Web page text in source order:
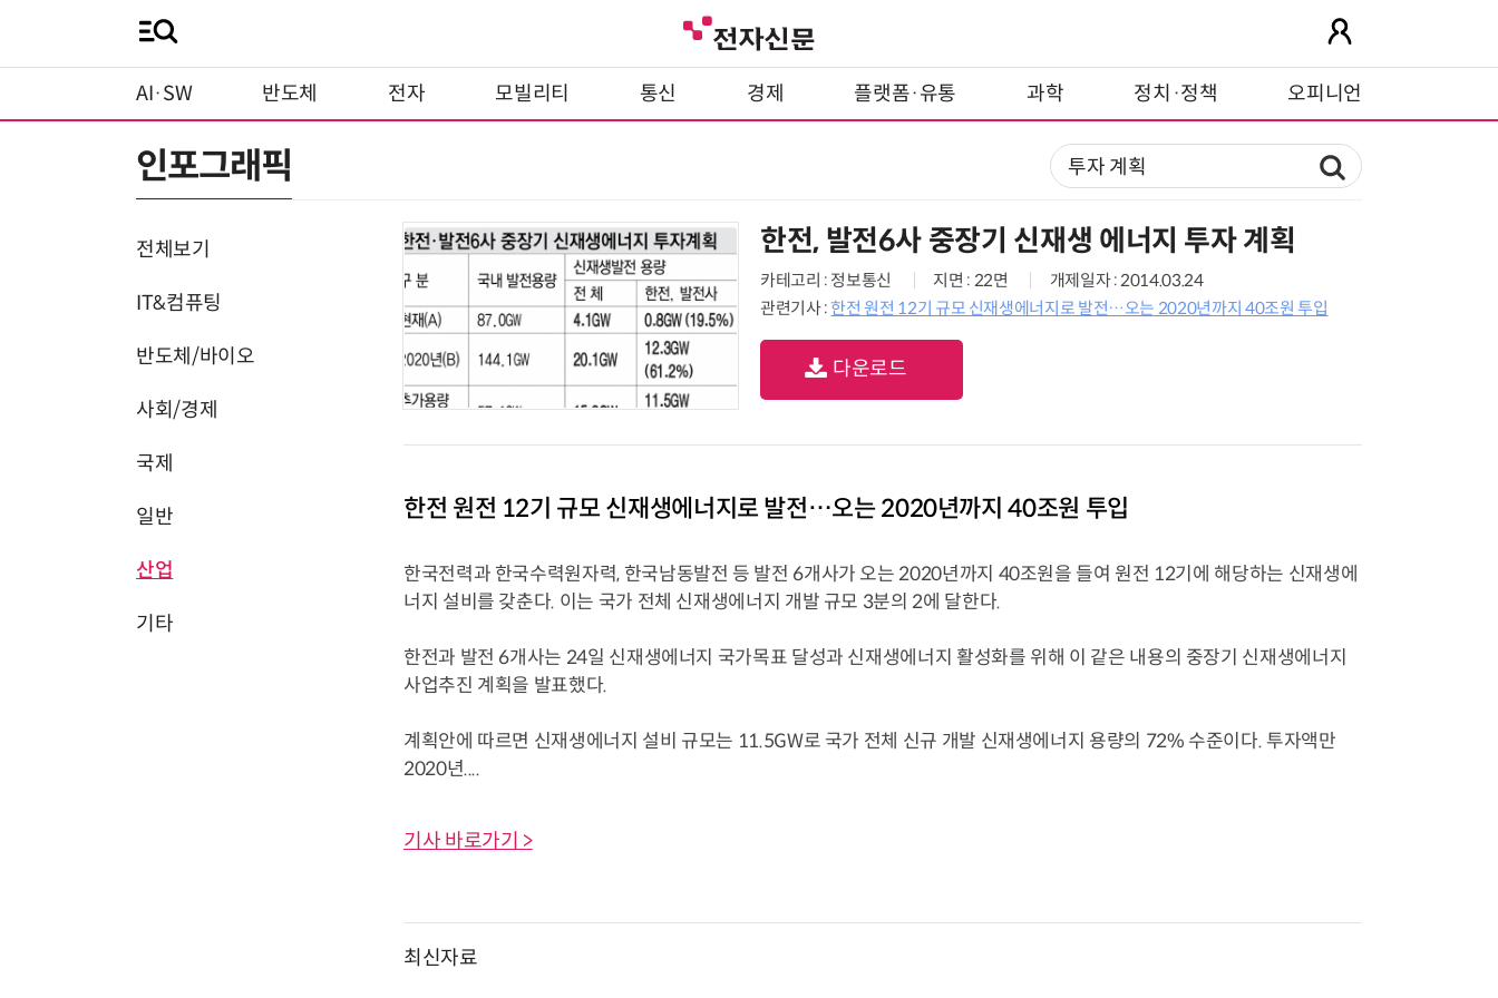
AI·SW 반도체 전자 모빌리티 통신 경제 플랫폼·유통 과학 정치·정책 오피니언
인포그래픽
전체보기
IT&컴퓨팅
반도체/바이오
사회/경제
국제
일반
산업
기타
한전, 발전6사 중장기 신재생 에너지 투자 계획
카테고리 : 정보통신 지면 : 22면
개제일자 : 2014.03.24
관련기사 : 한전 원전 12기 규모 신재생에너지로 발전…오는 2020년까지 40조원 투입
다운로드
한전 원전 12기 규모 신재생에너지로 발전…오는 2020년까지 40조원 투입
한국전력과 한국수력원자력, 한국남동발전 등 발전 6개사가 오는 2020년까지 40조원을 들여 원전 12기에 해당하는 신재생에
너지 설비를 갖춘다. 이는 국가 전체 신재생에너지 개발 규모 3분의 2에 달한다.
한전과 발전 6개사는 24일 신재생에너지 국가목표 달성과 신재생에너지 활성화를 위해 이 같은 내용의 중장기 신재생에너지
사업추진 계획을 발표했다.
계획안에 따르면 신재생에너지 설비 규모는 11.5GW로 국가 전체 신규 개발 신재생에너지 용량의 72% 수준이다. 투자액만
2020년....
기사 바로가기 >
최신자료